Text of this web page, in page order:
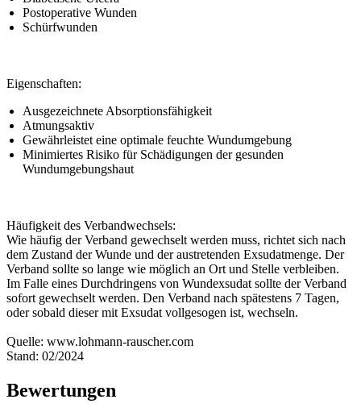
Postoperative Wunden
Schürfwunden
Eigenschaften:
Ausgezeichnete Absorptionsfähigkeit
Atmungsaktiv
Gewährleistet eine optimale feuchte Wundumgebung
Minimiertes Risiko für Schädigungen der gesunden
Wundumgebungshaut
Häufigkeit des Verbandwechsels:
Wie häufig der Verband gewechselt werden muss, richtet sich nach
dem Zustand der Wunde und der austretenden Exsudatmenge. Der
Verband sollte so lange wie möglich an Ort und Stelle verbleiben.
Im Falle eines Durchdringens von Wundexsudat sollte der Verband
sofort gewechselt werden. Den Verband nach spätestens 7 Tagen,
oder sobald dieser mit Exsudat vollgesogen ist, wechseln.
Quelle: www.lohmann-rauscher.com
Stand: 02/2024
Bewertungen